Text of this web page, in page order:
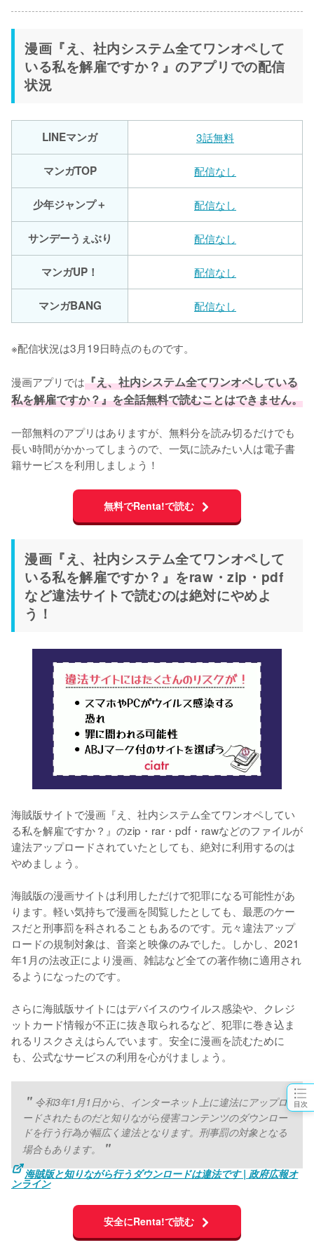
目次
漫画『え、社内システム全てワンオペして
いる私を解雇ですか？』のアプリでの配信
状況
LINEマンガ 3話無料
マンガTOP 配信なし
少年ジャンプ＋ 配信なし
サンデーうぇぶり 配信なし
マンガUP！ 配信なし
マンガBANG 配信なし
※配信状況は3月19日時点のものです。
漫画アプリでは『え、社内システム全てワンオペしている
私を解雇ですか？』を全話無料で読むことはできません。
一部無料のアプリはありますが、無料分を読み切るだけでも
長い時間がかかってしまうので、一気に読みたい人は電子書
籍サービスを利用しましょう！
無料でRenta!で読む
漫画『え、社内システム全てワンオペして
いる私を解雇ですか？』をraw・zip・pdf
など違法サイトで読むのは絶対にやめよ
う！
海賊版サイトで漫画『え、社内システム全てワンオペしてい
る私を解雇ですか？』のzip・rar・pdf・rawなどのファイルが
違法アップロードされていたとしても、絶対に利用するのは
やめましょう。
海賊版の漫画サイトは利用しただけで犯罪になる可能性があ
ります。軽い気持ちで漫画を閲覧したとしても、最悪のケー
スだと刑事罰を科されることもあるのです。元々違法アップ
ロードの規制対象は、音楽と映像のみでした。しかし、2021
年1月の法改正により漫画、雑誌など全ての著作物に適用され
るようになったのです。
さらに海賊版サイトにはデバイスのウイルス感染や、クレジ
ットカード情報が不正に抜き取られるなど、犯罪に巻き込ま
れるリスクさえはらんでいます。安全に漫画を読むために
も、公式なサービスの利用を心がけましょう。
令和3年1月1日から、インターネット上に違法にアップロ
ードされたものだと知りながら侵害コンテンツのダウンロー
ドを行う行為が幅広く違法となります。刑事罰の対象となる
場合もあります。
海賊版と知りながら行うダウンロードは違法です | 政府広報オ
ンライン
安全にRenta!で読む